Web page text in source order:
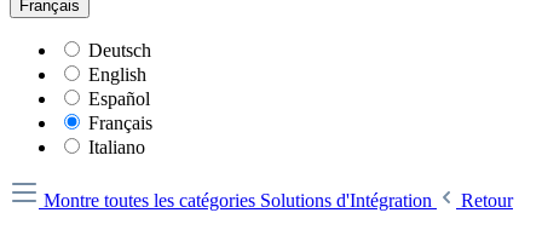
Français
Deutsch
English
Español
Français
Italiano
Montre toutes les catégories Solutions d'Intégration
Retour